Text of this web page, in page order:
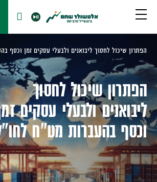
הפתרון שיכול לחסוך ליבואנים ולבעלי עסקים זמן וכסף
הפתרון שיכול לחסוך
ליבואנים ולבעלי עסקים
וכסף בהעברות מט"ח